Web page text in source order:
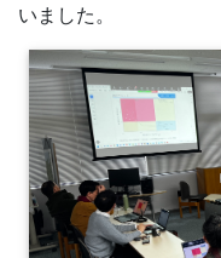
いました。